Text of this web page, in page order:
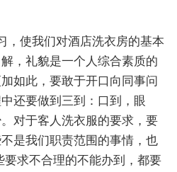
，使我们对酒店洗衣房的基本
，礼貌是一个人综合素质的
如此，要敢于开口向同事问
还要做到三到：口到，眼
对于客人洗衣服的要求，要
是我们职责范围的事情，也
求不合理的不能办到，都要